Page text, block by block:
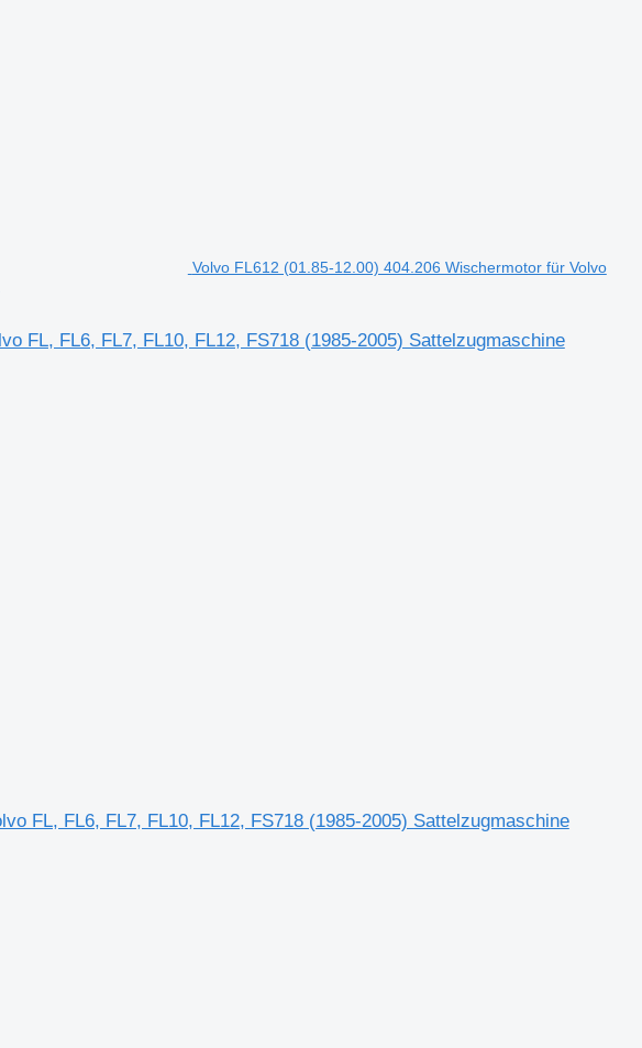
Volvo FL612 (01.85-12.00) 404.206 Wischermotor für Volvo
FL, FL6, FL7, FL10, FL12, FS718 (1985-2005) Sattelzugmaschine
FL, FL6, FL7, FL10, FL12, FS718 (1985-2005) Sattelzugmaschine